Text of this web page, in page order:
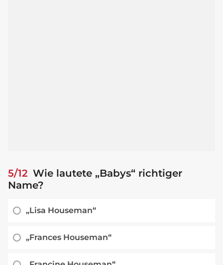
5/12 Wie lautete „Babys“ richtiger
Name?
„Lisa Houseman“
„Frances Houseman“